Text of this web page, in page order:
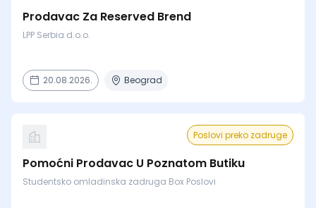
Prodavac Za Reserved Brend
LPP Serbia d.o.o.
20.08.2026. Beograd
Poslovi preko zadruge
Pomoćni Prodavac U Poznatom Butiku
Studentsko omladinska zadruga Box Poslovi